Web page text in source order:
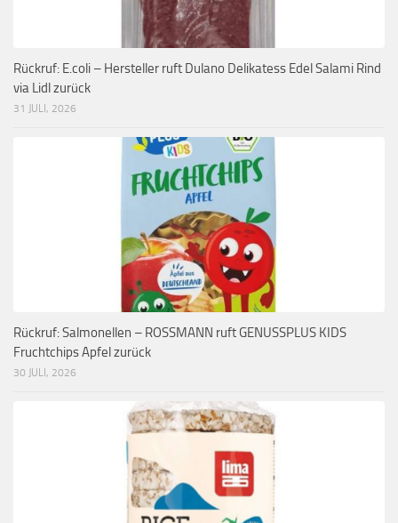
Rückruf: E.coli – Hersteller ruft Dulano Delikatess Edel Salami Rind
via Lidl zurück
31 JULI, 2026
Rückruf: Salmonellen – ROSSMANN ruft GENUSSPLUS KIDS
Fruchtchips Apfel zurück
30 JULI, 2026